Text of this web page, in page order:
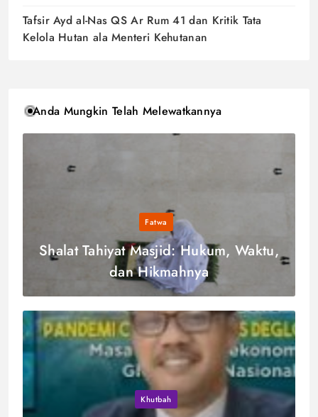
Tafsir Ayd al-Nas QS Ar Rum 41 dan Kritik Tata
Kelola Hutan ala Menteri Kehutanan
Anda Mungkin Telah Melewatkannya
Fatwa
Shalat Tahiyat Masjid: Hukum, Waktu,
dan Hikmahnya
Khutbah